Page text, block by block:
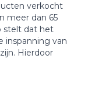
verkocht
meer dan 65
stelt dat het
inspanning van
Hierdoor